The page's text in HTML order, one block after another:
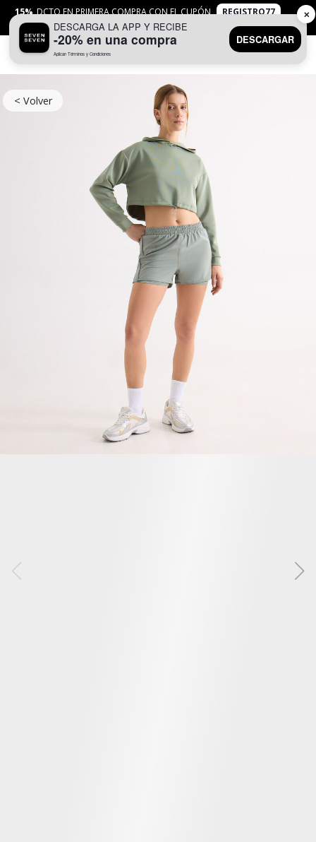
15% DCTO EN PRIMERA COMPRA CON EL CUPÓN
REGISTRO77
APLICANTYC
< Volver
DESCARGA LA APP Y RECIBE
-20% en una compra
Aplican Términos y Condiciones
DESCARGAR
✕